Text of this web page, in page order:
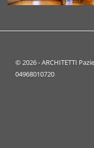
© 2026 - ARCHITETTI
04968010720